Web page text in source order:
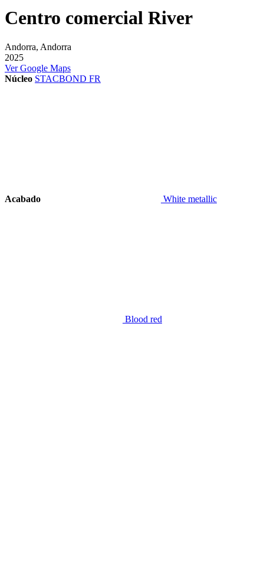
Centro comercial River
Andorra, Andorra
2025
Ver Google Maps
Núcleo STACBOND FR
Acabado White metallic
Blood red